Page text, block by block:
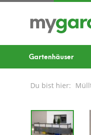
Gartenhäuser
Du bist hier: